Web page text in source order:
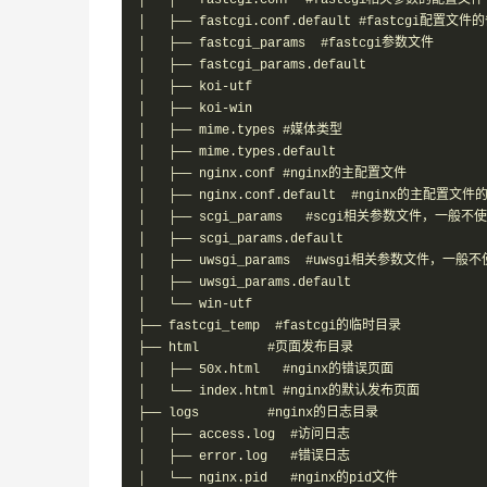
│   ├── fastcgi.conf.default #fastcgi配置文件的
│   ├── fastcgi_params  #fastcgi参数文件
│   ├── fastcgi_params.default
│   ├── koi-utf
│   ├── koi-win
│   ├── mime.types #媒体类型
│   ├── mime.types.default
│   ├── nginx.conf #nginx的主配置文件
│   ├── nginx.conf.default  #nginx的主配置文件的
│   ├── scgi_params   #scgi相关参数文件，一般不
│   ├── scgi_params.default
│   ├── uwsgi_params  #uwsgi相关参数文件，一般不
│   ├── uwsgi_params.default
│   └── win-utf
├── fastcgi_temp  #fastcgi的临时目录
├── html         #页面发布目录
│   ├── 50x.html   #nginx的错误页面
│   └── index.html #nginx的默认发布页面
├── logs         #nginx的日志目录
│   ├── access.log  #访问日志
│   ├── error.log   #错误日志
│   └── nginx.pid   #nginx的pid文件